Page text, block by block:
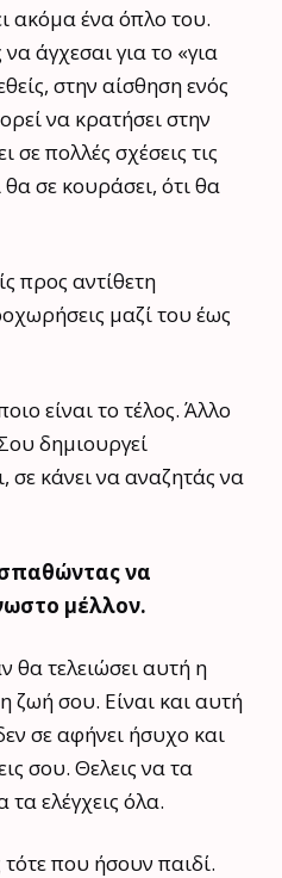
ακόμα ένα όπλο του.
άγχεσαι για το «για
στην αίσθηση ενός
να κρατήσει στην
σε πολλές σχέσεις τις
θα σε κουράσει, ότι θα
προς αντίθετη
μαζί του έως
είναι το τέλος. Άλλο
δημιουργεί
σε κάνει να αναζητάς να
να
μέλλον.
θα τελειώσει αυτή η
ζωή σου. Είναι και αυτή
σε αφήνει ήσυχο και
σου. Θελεις να τα
τα ελέγχεις όλα.
που ήσουν παιδί.